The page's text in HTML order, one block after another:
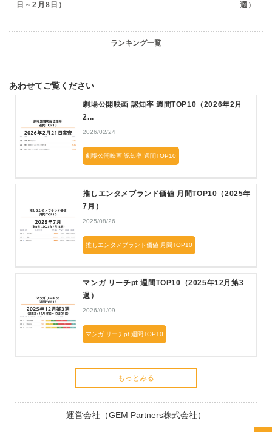
日～2月8日）
週）
ランキング一覧
あわせてご覧ください
劇場公開映画 認知率 週間TOP10（2026年2月
2...
2026/02/24
劇場公開映画 認知率 週間TOP10
推しエンタメブランド価値 月間TOP10（2025年
7月）
2025/08/26
推しエンタメブランド価値 月間TOP10
マンガ リーチpt 週間TOP10（2025年12月第3
週）
2026/01/09
マンガ リーチpt 週間TOP10
もっとみる
運営会社（GEM Partners株式会社）